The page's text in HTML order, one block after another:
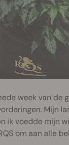
week van de
Mijn
ik voedde mijn
om aan alle